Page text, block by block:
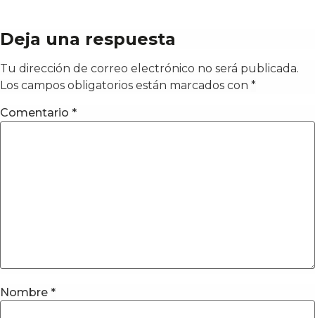
Deja una respuesta
Tu dirección de correo electrónico no será publicada.
Los campos obligatorios están marcados con *
Comentario *
Nombre *